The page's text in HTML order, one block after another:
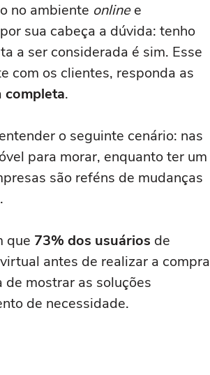
no ambiente onlinee
sua cabeça a dúvida: tenho
a ser considerada é sim. Esse
com os clientes, responda as
completa.
o seguinte cenário: nas
para morar, enquanto ter um
são reféns de mudanças
que 73% dos usuários de
antes de realizar a compra
mostrar as soluções
de necessidade.